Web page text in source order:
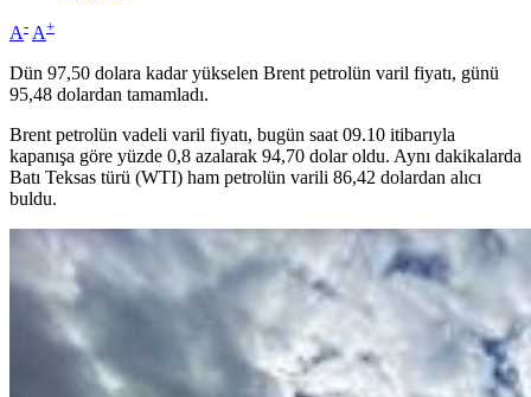
A- A+
Dün 97,50 dolara kadar yükselen Brent petrolün varil fiyatı, günü
95,48 dolardan tamamladı.
Brent petrolün vadeli varil fiyatı, bugün saat 09.10 itibarıyla
kapanışa göre yüzde 0,8 azalarak 94,70 dolar oldu. Aynı dakikalarda
Batı Teksas türü (WTI) ham petrolün varili 86,42 dolardan alıcı
buldu.